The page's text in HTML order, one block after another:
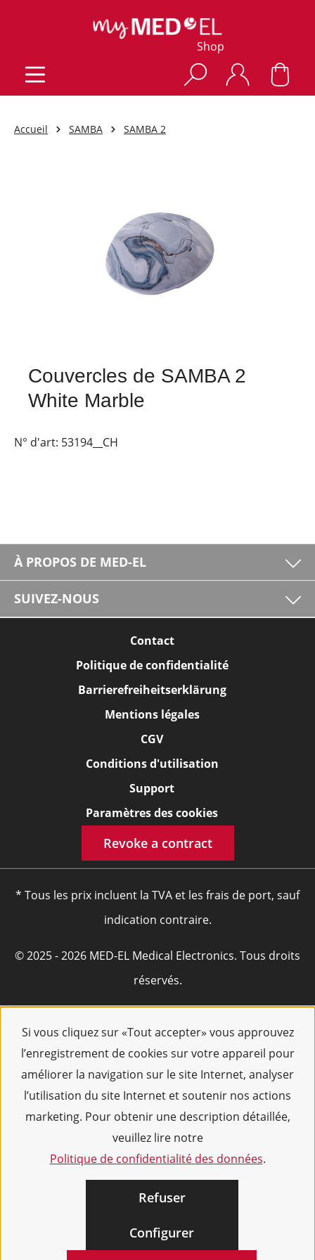
Si vous cliquez sur «Tout accepter» vous approuvez
l’enregistrement de cookies sur votre appareil pour
améliorer la navigation sur le site Internet, analyser
l’utilisation du site Internet et soutenir nos actions
marketing. Pour obtenir une description détaillée,
veuillez lire notre
Politique de confidentialité des données.
Refuser
Configurer
Shop
Accueil SAMBA SAMBA 2
Couvercles de SAMBA 2
White Marble
N° d'art: 53194__CH
À PROPOS DE MED-EL
SUIVEZ-NOUS
Contact
Politique de confidentialité
Barrierefreiheitserklärung
Mentions légales
CGV
Conditions d'utilisation
Support
Paramètres des cookies
Revoke a contract
* Tous les prix incluent la TVA et les frais de port, sauf
indication contraire.
© 2025 - 2026 MED-EL Medical Electronics. Tous droits
réservés.